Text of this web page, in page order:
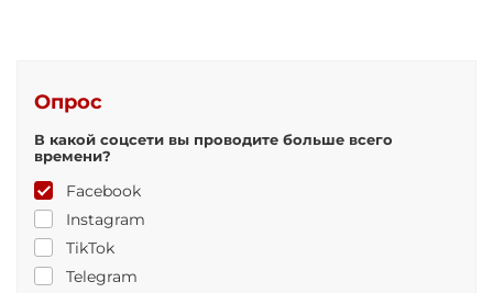
Опрос
В какой соцсети вы проводите больше всего
времени?
Facebook
Instagram
TikTok
Telegram